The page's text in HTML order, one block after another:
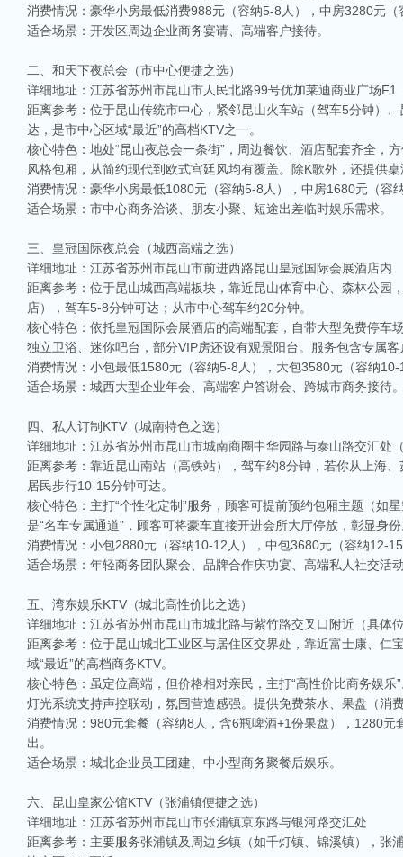
消费情况：豪华小房最低消费988元（容纳5-8人），中房3280元
适合场景：开发区周边企业商务宴请、高端客户接待。
二、和天下夜总会（市中心便捷之选）
详细地址：江苏省苏州市昆山市人民北路99号优加莱迪商业广场F1
距离参考：位于昆山传统市中心，紧邻昆山火车站（驾车5分钟）
达，是市中心区域“最近”的高档KTV之一。
核心特色：地处“昆山夜总会一条街”，周边餐饮、酒店配套齐全
风格包厢，从简约现代到欧式宫廷风均有覆盖。除K歌外，还提供
消费情况：豪华小房最低1080元（容纳5-8人），中房1680元（
适合场景：市中心商务洽谈、朋友小聚、短途出差临时娱乐需求。
三、皇冠国际夜总会（城西高端之选）
详细地址：江苏省苏州市昆山市前进西路昆山皇冠国际会展酒店内
距离参考：位于昆山城西高端板块，靠近昆山体育中心、森林公
店），驾车5-8分钟可达；从市中心驾车约20分钟。
核心特色：依托皇冠国际会展酒店的高端配套，自带大型免费停
独立卫浴、迷你吧台，部分VIP房还设有观景阳台。服务包含专属
消费情况：小包最低1580元（容纳5-8人），大包3580元（容纳
适合场景：城西大型企业年会、高端客户答谢会、跨城市商务接待
四、私人订制KTV（城南特色之选）
详细地址：江苏省苏州市昆山市城南商圈中华园路与泰山路交汇处
距离参考：靠近昆山南站（高铁站），驾车约8分钟，若你从上海
居民步行10-15分钟可达。
核心特色：主打“个性化定制”服务，顾客可提前预约包厢主题（如
是“名车专属通道”，顾客可将豪车直接开进会所大厅停放，彰显身
消费情况：小包2880元（容纳10-12人），中包3680元（容纳12-
适合场景：年轻商务团队聚会、品牌合作庆功宴、高端私人社交活
五、湾东娱乐KTV（城北高性价比之选）
详细地址：江苏省苏州市昆山市城北路与紫竹路交叉口附近（具体
距离参考：位于昆山城北工业区与居住区交界处，靠近富士康、
域“最近”的高档商务KTV。
核心特色：虽定位高端，但价格相对亲民，主打“高性价比商务娱
灯光系统支持声控联动，氛围营造感强。提供免费茶水、果盘（消
消费情况：980元套餐（容纳8人，含6瓶啤酒+1份果盘），1280
出。
适合场景：城北企业员工团建、中小型商务聚餐后娱乐。
六、昆山皇家公馆KTV（张浦镇便捷之选）
详细地址：江苏省苏州市昆山市张浦镇京东路与银河路交汇处
距离参考：主要服务张浦镇及周边乡镇（如千灯镇、锦溪镇），